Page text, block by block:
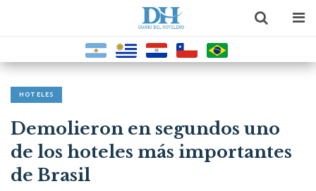
HOTELES
Demolieron en segundos uno
de los hoteles más importantes
de Brasil